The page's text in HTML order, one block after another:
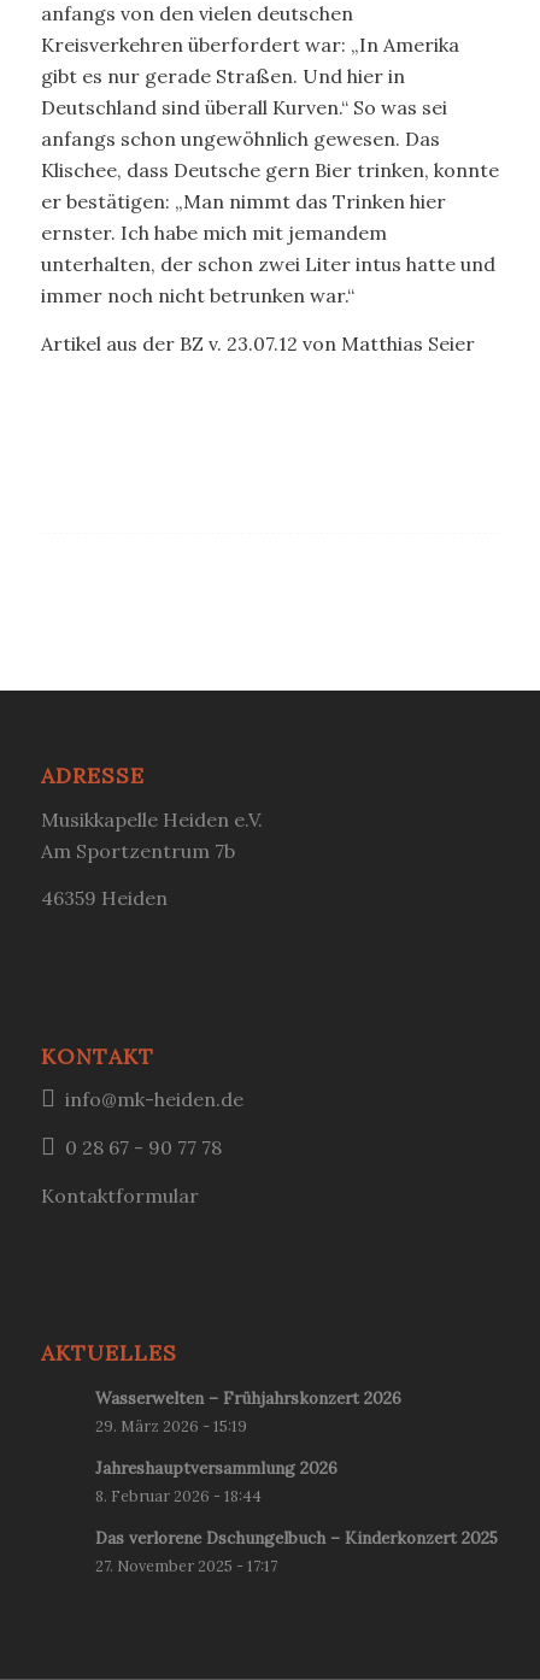
anfangs von den vielen deutschen
Kreisverkehren überfordert war: „In Amerika
gibt es nur gerade Straßen. Und hier in
Deutschland sind überall Kurven.“ So was sei
anfangs schon ungewöhnlich gewesen. Das
Klischee, dass Deutsche gern Bier trinken, konnte
er bestätigen: „Man nimmt das Trinken hier
ernster. Ich habe mich mit jemandem
unterhalten, der schon zwei Liter intus hatte und
immer noch nicht betrunken war.“
Artikel aus der BZ v. 23.07.12 von Matthias Seier
ADRESSE
Musikkapelle Heiden e.V.
Am Sportzentrum 7b
46359 Heiden
KONTAKT
info@mk-heiden.de
0 28 67 - 90 77 78
Kontaktformular
AKTUELLES
Wasserwelten – Frühjahrskonzert 2026
29. März 2026 - 15:19
Jahreshauptversammlung 2026
8. Februar 2026 - 18:44
Das verlorene Dschungelbuch – Kinderkonzert 2025
27. November 2025 - 17:17